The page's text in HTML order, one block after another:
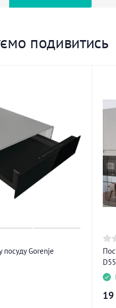
подивитись
посуду Gorenje